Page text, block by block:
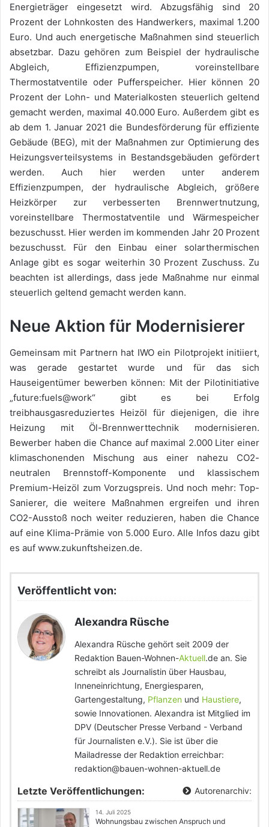
Energieträger eingesetzt wird. Abzugsfähig sind 20
Prozent der Lohnkosten des Handwerkers, maximal 1.200
Euro. Und auch energetische Maßnahmen sind steuerlich
absetzbar. Dazu gehören zum Beispiel der hydraulische
Abgleich, Effizienzpumpen, voreinstellbare
Thermostatventile oder Pufferspeicher. Hier können 20
Prozent der Lohn- und Materialkosten steuerlich geltend
gemacht werden, maximal 40.000 Euro. Außerdem gibt es
ab dem 1. Januar 2021 die Bundesförderung für effiziente
Gebäude (BEG), mit der Maßnahmen zur Optimierung des
Heizungsverteilsystems in Bestandsgebäuden gefördert
werden. Auch hier werden unter anderem
Effizienzpumpen, der hydraulische Abgleich, größere
Heizkörper zur verbesserten Brennwertnutzung,
voreinstellbare Thermostatventile und Wärmespeicher
bezuschusst. Hier werden im kommenden Jahr 20 Prozent
bezuschusst. Für den Einbau einer solarthermischen
Anlage gibt es sogar weiterhin 30 Prozent Zuschuss. Zu
beachten ist allerdings, dass jede Maßnahme nur einmal
steuerlich geltend gemacht werden kann.
Neue Aktion für Modernisierer
Gemeinsam mit Partnern hat IWO ein Pilotprojekt initiiert,
was gerade gestartet wurde und für das sich
Hauseigentümer bewerben können: Mit der Pilotinitiative
„future:fuels@work“ gibt es bei Erfolg
treibhausgasreduziertes Heizöl für diejenigen, die ihre
Heizung mit Öl-Brennwerttechnik modernisieren.
Bewerber haben die Chance auf maximal 2.000 Liter einer
klimaschonenden Mischung aus einer nahezu CO2-
neutralen Brennstoff-Komponente und klassischem
Premium-Heizöl zum Vorzugspreis. Und noch mehr: Top-
Sanierer, die weitere Maßnahmen ergreifen und ihren
CO2-Ausstoß noch weiter reduzieren, haben die Chance
auf eine Klima-Prämie von 5.000 Euro. Alle Infos dazu gibt
es auf www.zukunftsheizen.de.
Veröffentlicht von:
Alexandra Rüsche
Alexandra Rüsche gehört seit 2009 der
Redaktion Bauen-Wohnen-Aktuell.de an. Sie
schreibt als Journalistin über Hausbau,
Inneneinrichtung, Energiesparen,
Gartengestaltung, Pflanzen und Haustiere,
sowie Innovationen. Alexandra ist Mitglied im
DPV (Deutscher Presse Verband - Verband
für Journalisten e.V.). Sie ist über die
Mailadresse der Redaktion erreichbar:
redaktion@bauen-wohnen-aktuell.de
Letzte Veröffentlichungen: Autorenarchiv:
14. Juli 2025
Wohnungsbau zwischen Anspruch und